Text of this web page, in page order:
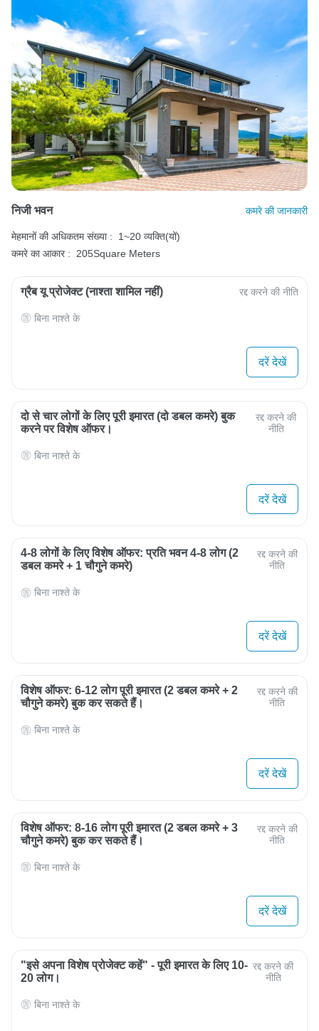
निजी भवन कमरे की जानकारी
मेहमानों की अधिकतम संख्या :
1~20 व्यक्ति(यों)
कमरे का आकार :
205Square Meters
ग्रैब यू प्रोजेक्ट (नाश्ता शामिल नहीं) रद्द करने की नीति
बिना नाश्ते के
दरें देखें
दो से चार लोगों के लिए पूरी इमारत (दो डबल कमरे) बुक
करने पर विशेष ऑफर।
रद्द करने की
नीति
बिना नाश्ते के
दरें देखें
4-8 लोगों के लिए विशेष ऑफर: प्रति भवन 4-8 लोग (2
डबल कमरे + 1 चौगुने कमरे)
रद्द करने की
नीति
बिना नाश्ते के
दरें देखें
विशेष ऑफर: 6-12 लोग पूरी इमारत (2 डबल कमरे + 2
चौगुने कमरे) बुक कर सकते हैं।
रद्द करने की
नीति
बिना नाश्ते के
दरें देखें
विशेष ऑफर: 8-16 लोग पूरी इमारत (2 डबल कमरे + 3
चौगुने कमरे) बुक कर सकते हैं।
रद्द करने की
नीति
बिना नाश्ते के
दरें देखें
"इसे अपना विशेष प्रोजेक्ट कहें" - पूरी इमारत के लिए 10-
20 लोग।
रद्द करने की
नीति
बिना नाश्ते के